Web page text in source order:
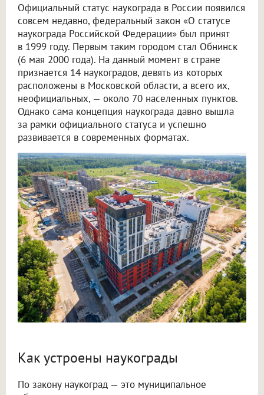
Официальный статус наукограда в России появился
совсем недавно, федеральный закон «О статусе
наукограда Российской Федерации» был принят
в 1999 году. Первым таким городом стал Обнинск
(6 мая 2000 года). На данный момент в стране
признается 14 наукоградов, девять из которых
расположены в Московской области, а всего их,
неофициальных, — около 70 населенных пунктов.
Однако сама концепция наукограда давно вышла
за рамки официального статуса и успешно
развивается в современных форматах.
Как устроены наукограды
По закону наукоград — это муниципальное